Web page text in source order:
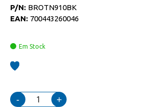
P/N: BROTN910BK
EAN: 700443260046
Em Stock
- +